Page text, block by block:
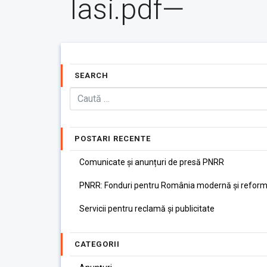
Iasi.pdf—
SEARCH
POSTARI RECENTE
Comunicate și anunțuri de presă PNRR
PNRR: Fonduri pentru România modernă și
Servicii pentru reclamă și publicitate
CATEGORII